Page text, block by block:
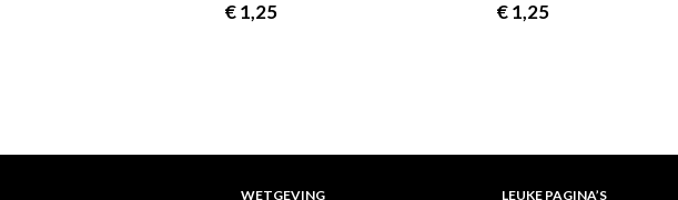
€1,25 €1,25
WETGEVING LEUKE PAGINA’S